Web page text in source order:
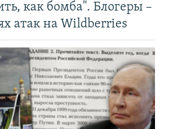
как бомба". Блогеры –
атак на Wildberries